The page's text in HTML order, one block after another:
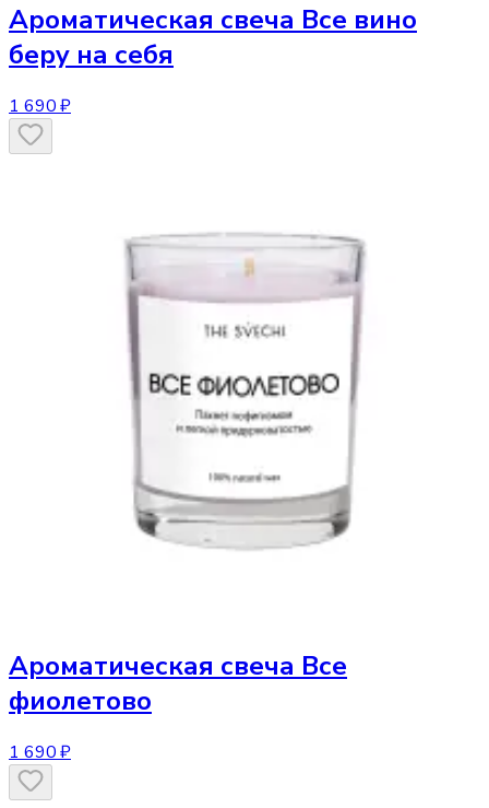
Ароматическая свеча Все вино
беру на себя
1 690 ₽
Ароматическая свеча Все
фиолетово
1 690 ₽